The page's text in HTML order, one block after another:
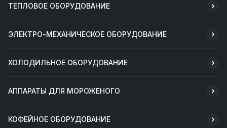
ТЕПЛОВОЕ ОБОРУДОВАНИЕ
ЭЛЕКТРО-МЕХАНИЧЕСКОЕ ОБОРУДОВАНИЕ
ХОЛОДИЛЬНОЕ ОБОРУДОВАНИЕ
АППАРАТЫ ДЛЯ МОРОЖЕНОГО
КОФЕЙНОЕ ОБОРУДОВАНИЕ